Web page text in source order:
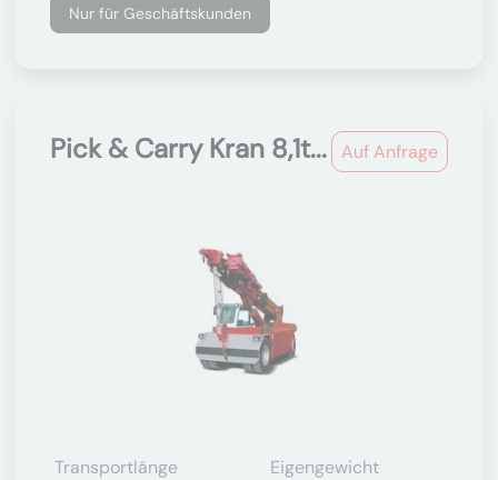
Nur für Geschäftskunden
Auf Anfrage
Pick & Carry Kran 8,1t...
Transportlänge
Eigengewicht